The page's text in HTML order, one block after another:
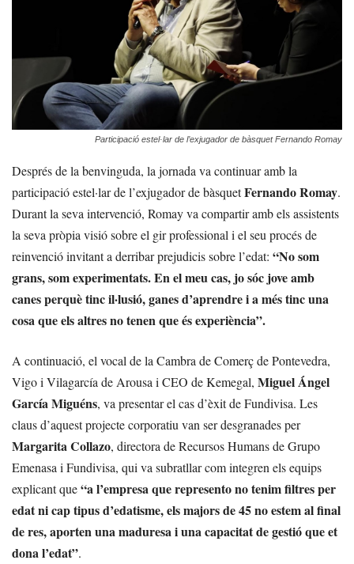
Participació estel·lar de l’exjugador de bàsquet Fernando Romay
Després de la benvinguda, la jornada va continuar amb la
participació estel·lar de l’exjugador de bàsquetFernando Romay.
Durant la seva intervenció, Romay va compartir amb els assistents
la seva pròpia visió sobre el gir professional i el seu procés de
reinvenció invitant a derribar prejudicis sobre l’edat: “No som
grans, som experimentats. En el meu cas, jo sóc jove amb
canes perquè tinc il·lusió, ganes d’aprendre i a més tinc una
cosa que els altres no tenen que és experiència”.
A continuació, el vocal de la Cambra de Comerç de Pontevedra,
Vigo i Vilagarcía de Arousa i CEO de Kemegal, Miguel Ángel
García Miguéns, va presentar el cas d’èxit de Fundivisa. Les
claus d’aquest projecte corporatiu van ser desgranades per
Margarita Collazo, directora de Recursos Humans de Grupo
Emenasa i Fundivisa, qui va subratllar com integren els equips
explicant que“a l’empresa que represento no tenim filtres per
edat ni cap tipus d’edatisme, els majors de 45 no estem al final
de res, aporten una maduresa i una capacitat de gestió que et
dona l’edat”.